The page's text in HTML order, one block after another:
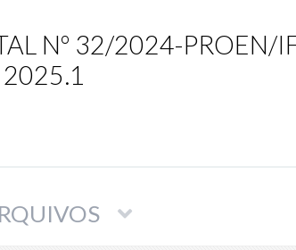
Nº 32/2024-PROEN/
2025.1